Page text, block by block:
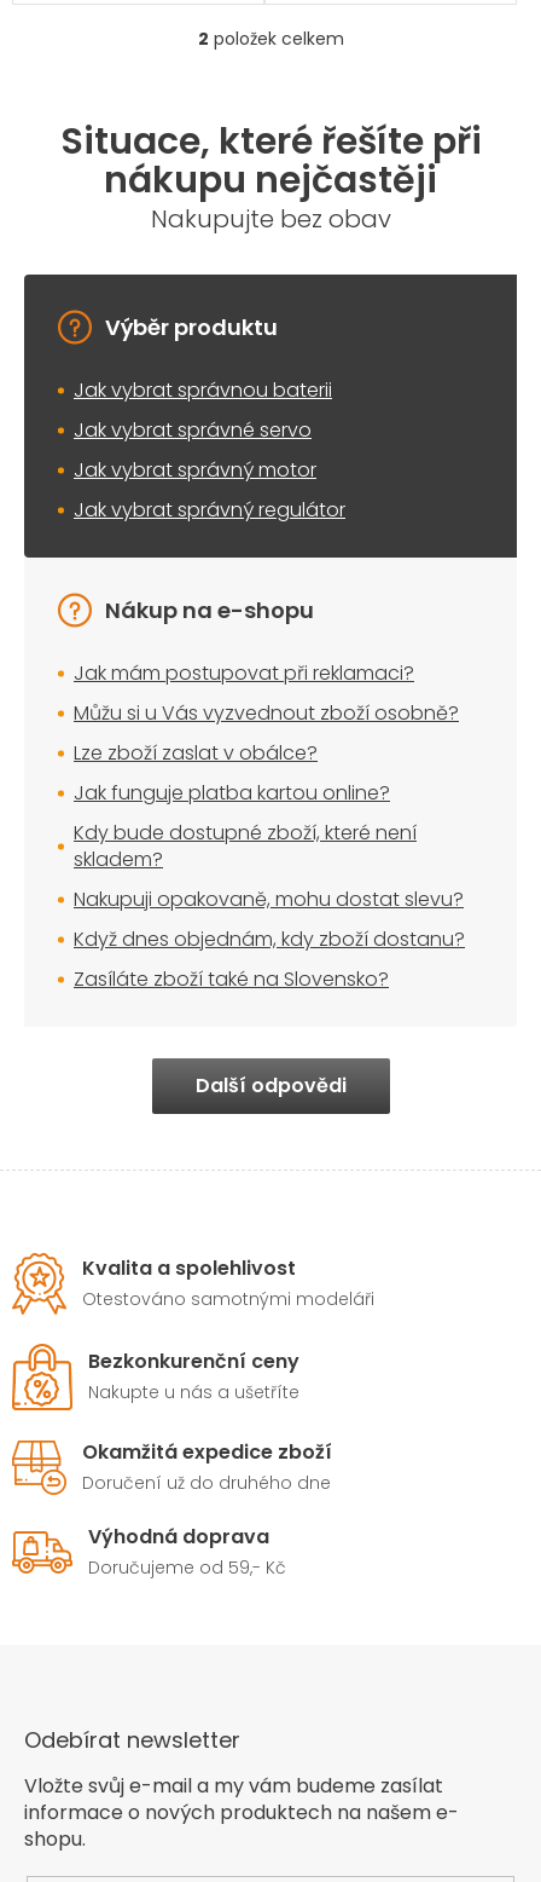
O
d
a
c
í
p
v
y
p
s
u
2 položek celkem
Situace, které řešíte při
nákupu nejčastěji
Nakupujte bez obav
Výběr produktu
Jak vybrat správnou baterii
Jak vybrat správné servo
Jak vybrat správný motor
Jak vybrat správný regulátor
Nákup na e-shopu
Jak mám postupovat při reklamaci?
Můžu si u Vás vyzvednout zboží osobně?
Lze zboží zaslat v obálce?
Jak funguje platba kartou online?
Kdy bude dostupné zboží, které není
skladem?
Nakupuji opakovaně, mohu dostat slevu?
Když dnes objednám, kdy zboží dostanu?
Zasíláte zboží také na Slovensko?
Další odpovědi
Kvalita a spolehlivost
Otestováno samotnými modeláři
Bezkonkurenční ceny
Nakupte u nás a ušetříte
Okamžitá expedice zboží
Doručení už do druhého dne
Výhodná doprava
Doručujeme od 59,- Kč
Odebírat newsletter
Vložte svůj e-mail a my vám budeme zasílat
informace o nových produktech na našem e-
shopu.